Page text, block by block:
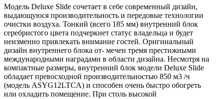
Модель Deluxe Slide сочетает в себе современный дизайн,
выдающуюся производительность и передовые технологии
очистки воздуха. Тонкий (всего 185 мм) внутренний блок
серебристого цвета подчеркнет статус владельца и будет
неизменно привлекать внимание гостей. Оригинальный
дизайн внутреннего блока от- мечен тремя престижными
международными наградами в области дизайна. Несмотря на
компактные размеры, внутренний блок модели Deluxe Slide
обладает превосходной производительностью 850 м3 /ч
(модель ASYG12LTCA) и способен очень быстро обогреть
или охладить помещение. При столь высокой